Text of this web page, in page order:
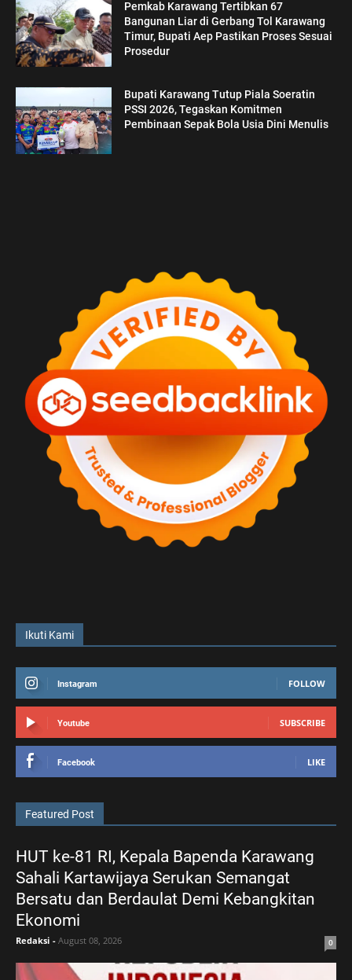
Pemkab Karawang Tertibkan 67
Bangunan Liar di Gerbang Tol Karawang
Timur, Bupati Aep Pastikan Proses Sesuai
Prosedur
Bupati Karawang Tutup Piala Soeratin
PSSI 2026, Tegaskan Komitmen
Pembinaan Sepak Bola Usia Dini Menulis
Ikuti Kami
Instagram FOLLOW
Youtube SUBSCRIBE
Facebook LIKE
Featured Post
HUT ke-81 RI, Kepala Bapenda Karawang
Sahali Kartawijaya Serukan Semangat
Bersatu dan Berdaulat Demi Kebangkitan
Ekonomi
Redaksi - August 08, 2026 0